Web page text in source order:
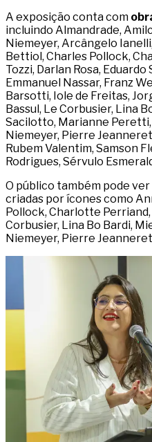
A exposição conta com
incluindo Almandrade,
Niemeyer, Arcângelo
Bettiol, Charles Pollock,
Tozzi, Darlan Rosa,
Emmanuel Nassar, Franz
Barsotti, Iole de Freitas,
Bassul, Le Corbusier, Lina
Sacilotto, Marianne Peretti,
Niemeyer, Pierre
Rubem Valentim, Samson
Rodrigues, Sérvulo
O público também pode
criadas por ícones como
Pollock, Charlotte
Corbusier, Lina Bo Bardi,
Niemeyer, Pierre